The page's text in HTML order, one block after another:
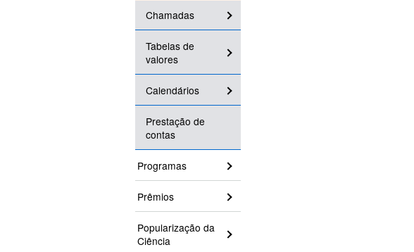
Chamadas
Tabelas de
valores
Calendários
Prestação de
contas
Programas
Prêmios
Popularização da
Ciência